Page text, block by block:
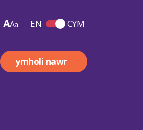
AA a EN Switch English and
CYM
ymholi nawr